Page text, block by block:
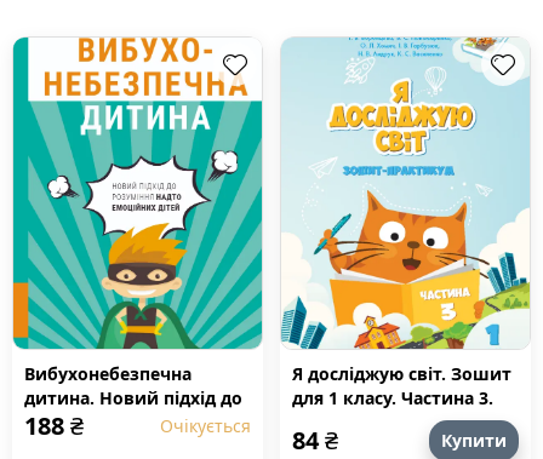
Вибухонебезпечна
дитина. Новий підхід до
розуміння надто
188₴ Очікується
Я досліджую світ. Зошит
для 1 класу. Частина 3.
Зошит практикум для 1
класу (частина 3)
84₴ Купити